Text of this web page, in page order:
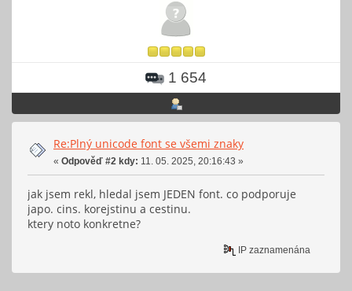
1 654
Re:Plný unicode font se všemi znaky
« Odpověď #2 kdy: 11. 05. 2025, 20:16:43 »
jak jsem rekl, hledal jsem JEDEN font. co podporuje
japo. cins. korejstinu a cestinu.
ktery noto konkretne?
IP zaznamenána